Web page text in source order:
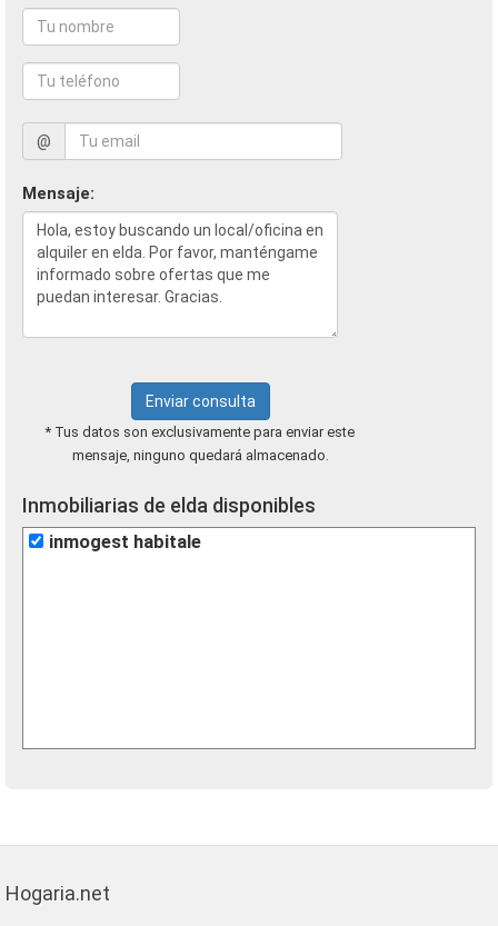
@
Mensaje:
Enviar consulta
* Tus datos son exclusivamente para enviar este
mensaje, ninguno quedará almacenado.
Inmobiliarias de elda disponibles
inmogest habitale
Hogaria.net